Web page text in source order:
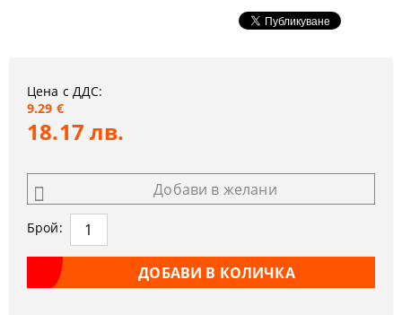
Цена с ДДС:
9.29 €
18.17 лв.
Добави в желани
Брой: